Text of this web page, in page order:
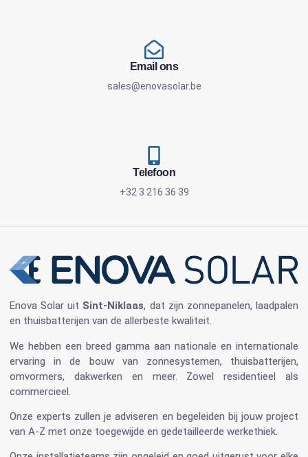
Email ons
sales@enovasolar.be
Telefoon
+32 3 216 36 39
Enova Solar uit Sint-Niklaas, dat zijn zonnepanelen, laadpalen
en thuisbatterijen van de allerbeste kwaliteit.
We hebben een breed gamma aan nationale en internationale
ervaring in de bouw van zonnesystemen, thuisbatterijen,
omvormers, dakwerken en meer. Zowel residentieel als
commercieel.
Onze experts zullen je adviseren en begeleiden bij jouw project
van A-Z met onze toegewijde en gedetailleerde werkethiek.